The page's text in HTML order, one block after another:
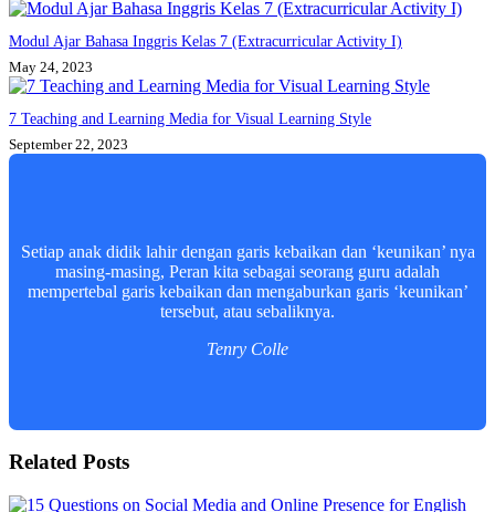
Modul Ajar Bahasa Inggris Kelas 7 (Extracurricular Activity I)
May 24, 2023
7 Teaching and Learning Media for Visual Learning Style
September 22, 2023
Setiap anak didik lahir dengan garis kebaikan dan ‘keunikan’ nya
masing-masing, Peran kita sebagai seorang guru adalah
mempertebal garis kebaikan dan mengaburkan garis ‘keunikan’
tersebut, atau sebaliknya.
Tenry Colle
Related Posts